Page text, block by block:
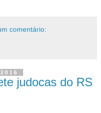
comentário:
judocas do RS